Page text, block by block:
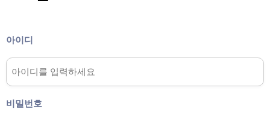
아이디
비밀번호